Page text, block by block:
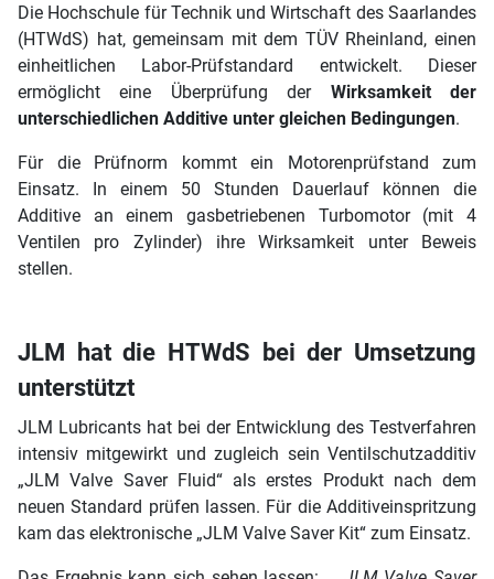
Die Hochschule für Technik und Wirtschaft des Saarlandes
(HTWdS) hat, gemeinsam mit dem TÜV Rheinland, einen
einheitlichen Labor-Prüfstandard entwickelt. Dieser
ermöglicht eine Überprüfung der Wirksamkeit der
unterschiedlichen Additive unter gleichen Bedingungen.
Für die Prüfnorm kommt ein Motorenprüfstand zum
Einsatz. In einem 50 Stunden Dauerlauf können die
Additive an einem gasbetriebenen Turbomotor (mit 4
Ventilen pro Zylinder) ihre Wirksamkeit unter Beweis
stellen.
JLM hat die HTWdS bei der Umsetzung
unterstützt
JLM Lubricants hat bei der Entwicklung des Testverfahren
intensiv mitgewirkt und zugleich sein Ventilschutzadditiv
„JLM Valve Saver Fluid“ als erstes Produkt nach dem
neuen Standard prüfen lassen. Für die Additiveinspritzung
kam das elektronische „JLM Valve Saver Kit“ zum Einsatz.